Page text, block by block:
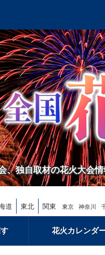
、独自取材の花火大会
道 東北 関東 東京 神奈川
花火カレンダ